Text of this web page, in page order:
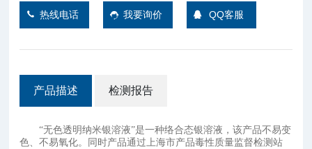
热线电话 我要询价 QQ客服
产品描述 检测报告
“无色透明纳米银溶液”是一种络合态银溶液，该产品不易变
色、不易氧化。同时产品通过上海市产品毒性质量监督检测站